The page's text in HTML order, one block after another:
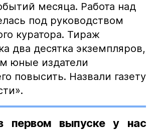
месяца. Работа над
под руководством
куратора. Тираж
два десятка экземпляров,
юные издатели
повысить. Назвали газету
первом выпуске у нас